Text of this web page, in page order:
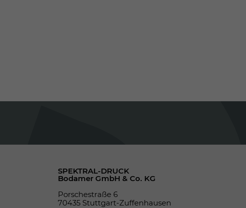
SPEKTRAL-DRUCK
Bodamer GmbH & Co. KG
Porschestraße 6
70435 Stuttgart-Zuffenhausen